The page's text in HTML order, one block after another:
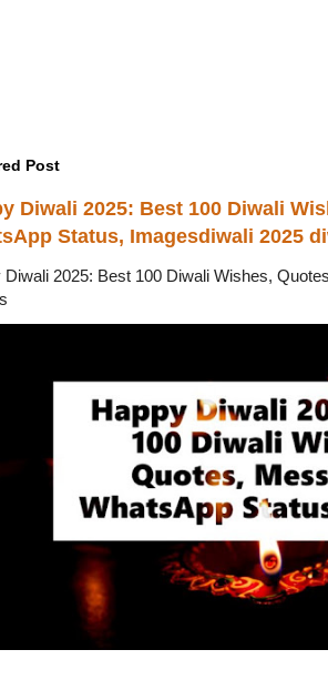
Post
Diwali 2025: Best 100 Diwali
Status, Imagesdiwali 2025
Diwali 2025: Best 100 Diwali Wishes,